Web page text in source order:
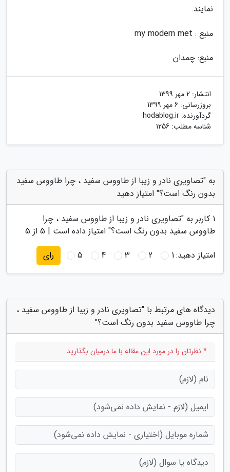
نمایند.
منبع : my modern met
منبع: چمدان
انتشار: 2 مهر 1399
بروزرسانی: 6 مهر 1399
گردآورنده: hodablog.ir
شناسه مطلب: 1256
به "تصاویری نادر و زیبا از طاووس سفید ، چرا طاووس سفید
بدون رنگ است؟" امتیاز دهید
1 کاربر به "تصاویری نادر و زیبا از طاووس سفید ، چرا
طاووس سفید بدون رنگ است؟" امتیاز داده است | 5 از 5
امتیاز دهید:1
2
3
4
5 رای
دیدگاه های مرتبط با "تصاویری نادر و زیبا از طاووس سفید ،
چرا طاووس سفید بدون رنگ است؟"
* نظرتان را در مورد این مقاله با ما درمیان بگذارید